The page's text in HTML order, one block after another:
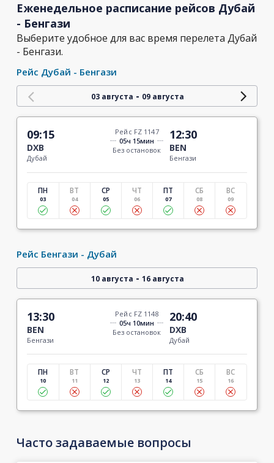
Еженедельное расписание рейсов Дубай
- Бенгази
Выберите удобное для вас время перелета Дубай
- Бенгази.
Рейс Дубай - Бенгази
03 августа - 09 августа
09:15
DXB
Дубай
Рейс FZ 1147
05ч 15мин
Без остановок
12:30
BEN
Бенгази
ПН
03
ВТ
04
СР
05
ЧТ
06
ПТ
07
СБ
08
ВС
09
Рейс Бенгази - Дубай
10 августа - 16 августа
13:30
BEN
Бенгази
Рейс FZ 1148
05ч 10мин
Без остановок
20:40
DXB
Дубай
ПН
10
ВТ
11
СР
12
ЧТ
13
ПТ
14
СБ
15
ВС
16
Часто задаваемые вопросы